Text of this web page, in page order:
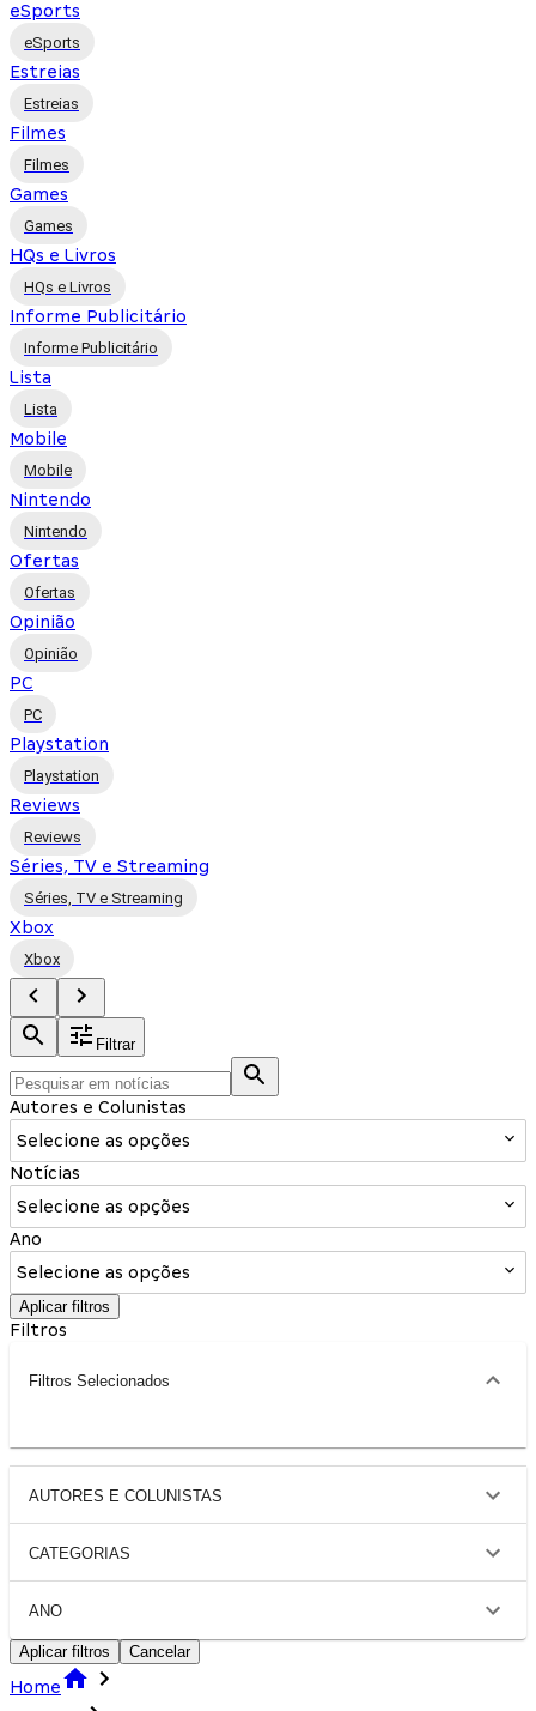
eSports
eSports
Estreias
Estreias
Filmes
Filmes
Games
Games
HQs e Livros
HQs e Livros
Informe Publicitário
Informe Publicitário
Lista
Lista
Mobile
Mobile
Nintendo
Nintendo
Ofertas
Ofertas
Opinião
Opinião
PC
PC
Playstation
Playstation
Reviews
Reviews
Séries, TV e Streaming
Séries, TV e Streaming
Xbox
Xbox
Filtrar
Autores e Colunistas
Selecione as opções
Notícias
Selecione as opções
Ano
Selecione as opções
Aplicar filtros
Filtros
Filtros Selecionados
AUTORES E COLUNISTAS
CATEGORIAS
ANO
Aplicar filtros Cancelar
Home